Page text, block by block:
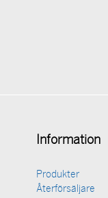
Information
Produkter
Återförsäljare